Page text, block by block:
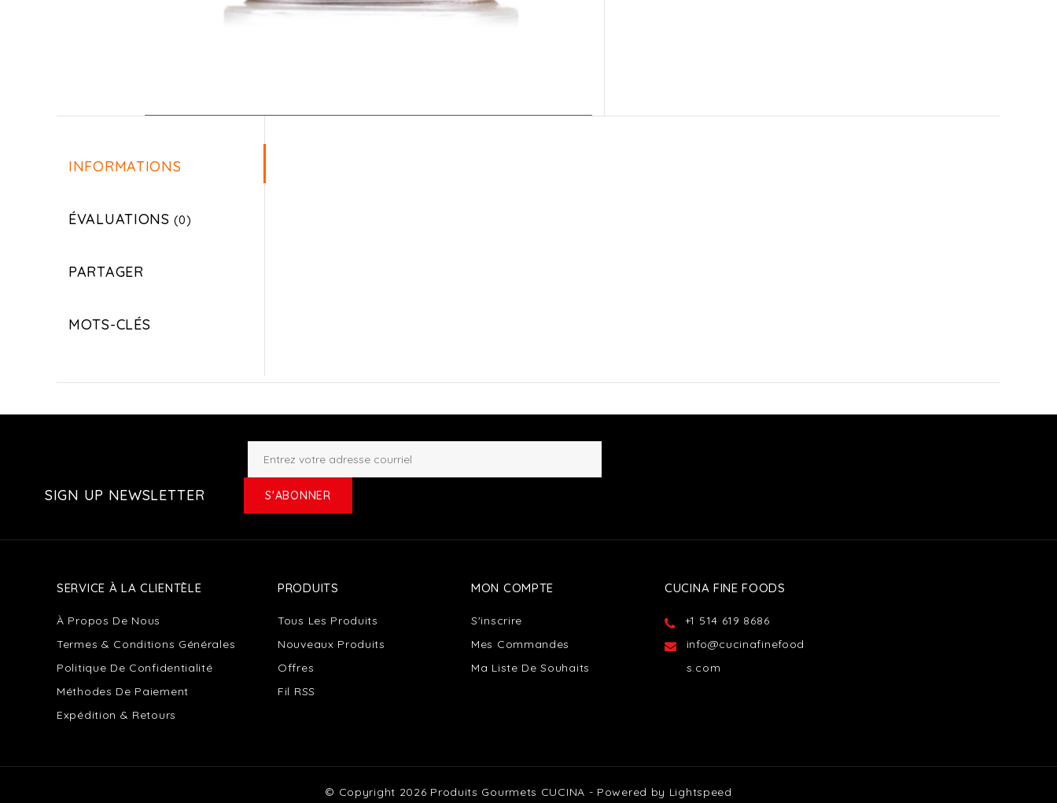
INFORMATIONS
ÉVALUATIONS(0)
PARTAGER
MOTS-CLÉS
SIGN UP NEWSLETTER S'ABONNER
SERVICE À LA CLIENTÈLE
À Propos De Nous
Termes & Conditions Générales
Politique De Confidentialité
Méthodes De Paiement
Expédition & Retours
PRODUITS
Tous Les Produits
Nouveaux Produits
Offres
Fil RSS
MON COMPTE
S'inscrire
Mes Commandes
Ma Liste De Souhaits
CUCINA FINE FOODS
+1 514 619 8686
info@cucinafinefood
s.com
© Copyright 2026 Produits Gourmets CUCINA - Powered by Lightspeed